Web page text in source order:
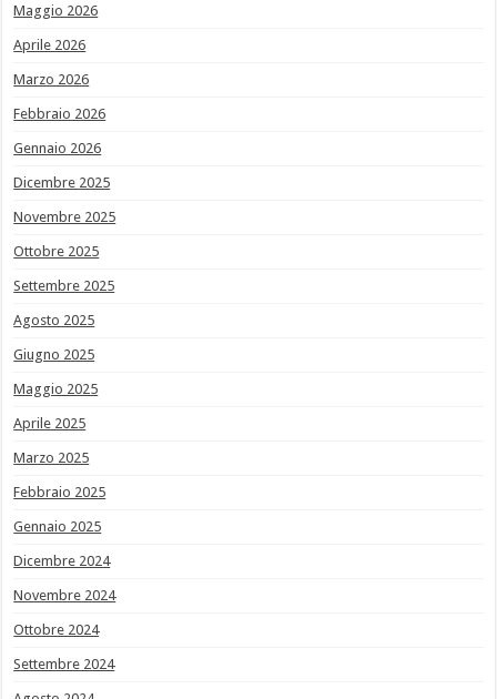
Maggio 2026
Aprile 2026
Marzo 2026
Febbraio 2026
Gennaio 2026
Dicembre 2025
Novembre 2025
Ottobre 2025
Settembre 2025
Agosto 2025
Giugno 2025
Maggio 2025
Aprile 2025
Marzo 2025
Febbraio 2025
Gennaio 2025
Dicembre 2024
Novembre 2024
Ottobre 2024
Settembre 2024